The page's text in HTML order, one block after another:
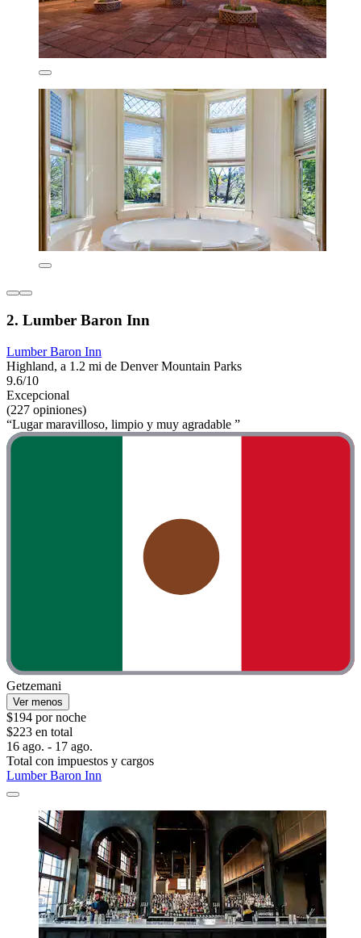
2. Lumber Baron Inn
Lumber Baron Inn
Highland, a 1.2 mi de Denver Mountain Parks
9.6/10
Excepcional
(227 opiniones)
“Lugar maravilloso, limpio y muy agradable ”
Getzemani
Ver menos
$194 por noche
$223 en total
16 ago. - 17 ago.
Total con impuestos y cargos
Lumber Baron Inn